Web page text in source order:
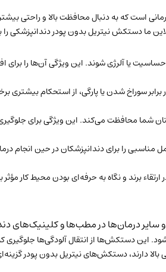
برای دندانپزشکان و کادر درمانی است که به دنبال
دستکش نیتریل بدون پودر دندانپزشکی را
یا آلرژی شوند. این ویژگی آن‌ها را برای
سوراخ شدن یا پارگی، از استحکام بیشتری
شما محافظت می‌کند. این ویژگی برای
را برای دندانپزشکان در حین انجام
برند و نگاه به حرفه‌ای بودن محیط کار
سایر درمان‌ها در مطب‌ها و
این دستکش‌ها از انتقال آلودگی‌ها جلوگیری
بالا دارند، دستکش‌های نیتریل بدون پودر